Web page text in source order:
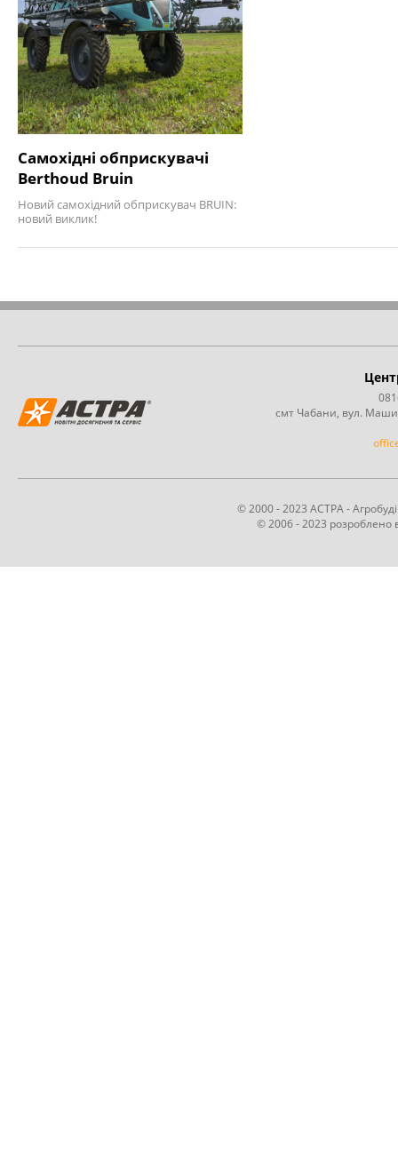
Самохідні обприскувачі
Berthoud Bruin
Новий самохідний обприскувач BRUIN:
новий виклик!
смт Чабани, вул.
© 2000 - 2023 АСТРА -
© 2006 - 2023 розроблено в